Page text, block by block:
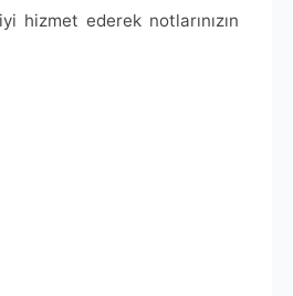
hizmet ederek notlarınızın